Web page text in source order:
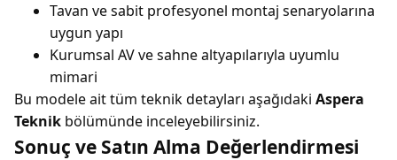
Tavan ve sabit profesyonel montaj senaryolarına
uygun yapı
Kurumsal AV ve sahne altyapılarıyla uyumlu
mimari
Bu modele ait tüm teknik detayları aşağıdaki Aspera
Teknik bölümünde inceleyebilirsiniz.
Sonuç ve Satın Alma Değerlendirmesi